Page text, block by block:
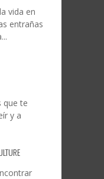
vida en
entrañas
que te
y a